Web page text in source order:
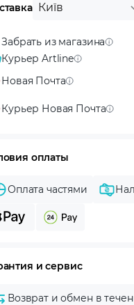
Київ
Забрать из магазина
Курьер Artline
Новая Почта
Курьер Новая Почта
оплаты
Оплата частями
и сервис
Возврат и обмен в